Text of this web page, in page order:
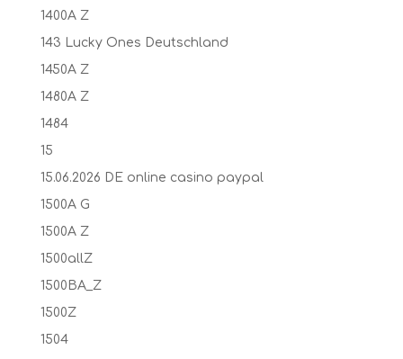
1400A Z
143 Lucky Ones Deutschland
1450A Z
1480A Z
1484
15
15.06.2026 DE online casino paypal
1500A G
1500A Z
1500allZ
1500BA_Z
1500Z
1504